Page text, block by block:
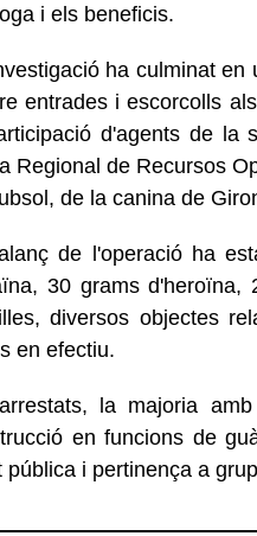
i els beneficis.
ha culminat
entrades i escorcolls
d'agents de la
Regional de Recursos
de la canina de
de l'operació ha
30 grams d'heroïna,
diversos objectes
en efectiu.
la majoria
en funcions de
pública i pertinença a